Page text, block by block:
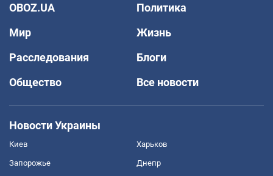
OBOZ.UA
Политика
Мир
Жизнь
Расследования
Блоги
Общество
Все новости
Новости Украины
Киев Харьков
Запорожье Днепр